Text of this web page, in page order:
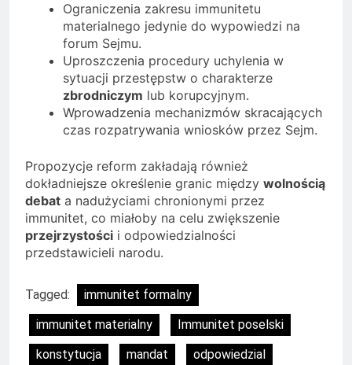
Ograniczenia zakresu immunitetu
materialnego jedynie do wypowiedzi na
forum Sejmu.
Uproszczenia procedury uchylenia w
sytuacji przestępstw o charakterze
zbrodniczym lub korupcyjnym.
Wprowadzenia mechanizmów skracających
czas rozpatrywania wniosków przez Sejm.
Propozycje reform zakładają również
dokładniejsze określenie granic między wolnością
debat a nadużyciami chronionymi przez
immunitet, co miałoby na celu zwiększenie
przejrzystości i odpowiedzialności
przedstawicieli narodu.
Tagged:
immunitet formalny
immunitet materialny
Immunitet poselski
konstytucja
mandat
odpowiedzial